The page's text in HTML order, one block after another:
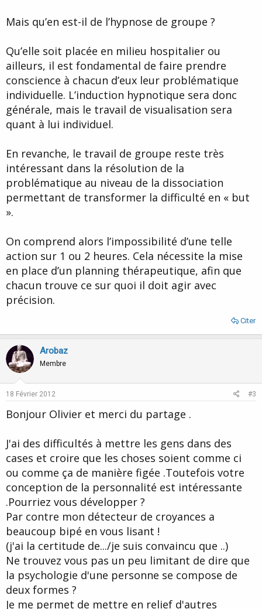
Mais qu’en est-il de l’hypnose de groupe ?
Qu’elle soit placée en milieu hospitalier ou
ailleurs, il est fondamental de faire prendre
conscience à chacun d’eux leur problématique
individuelle. L’induction hypnotique sera donc
générale, mais le travail de visualisation sera
quant à lui individuel.
En revanche, le travail de groupe reste très
intéressant dans la résolution de la
problématique au niveau de la dissociation
permettant de transformer la difficulté en « but
».
On comprend alors l’impossibilité d’une telle
action sur 1 ou 2 heures. Cela nécessite la mise
en place d’un planning thérapeutique, afin que
chacun trouve ce sur quoi il doit agir avec
précision.
Citer
Arobaz
Membre
18 Février 2012 #3
Bonjour Olivier et merci du partage .
J'ai des difficultés à mettre les gens dans des
cases et croire que les choses soient comme ci
ou comme ça de manière figée .Toutefois votre
conception de la personnalité est intéressante
.Pourriez vous développer ?
Par contre mon détecteur de croyances a
beaucoup bipé en vous lisant !
(j'ai la certitude de.../je suis convaincu que ..)
Ne trouvez vous pas un peu limitant de dire que
la psychologie d'une personne se compose de
deux formes ?
Je me permet de mettre en relief d'autres